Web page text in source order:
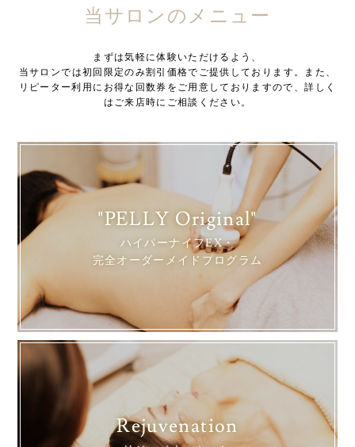
当サロンのメニュー
まずは気軽に体験いただけるよう、
当サロンでは初回限定のみ割引価格でご提供しております。また、
リピーター利用にお得な回数券をご用意しておりますので、詳しく
はご来店時にご相談ください。
"PELLY Original"
ハイパーナイフEX・
完全オーダーメイドプログラム
Rejuvenation